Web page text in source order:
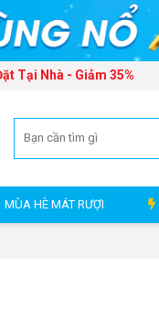
Tại Nhà - Giảm 35%
MÙA HÈ MÁT RƯỢI